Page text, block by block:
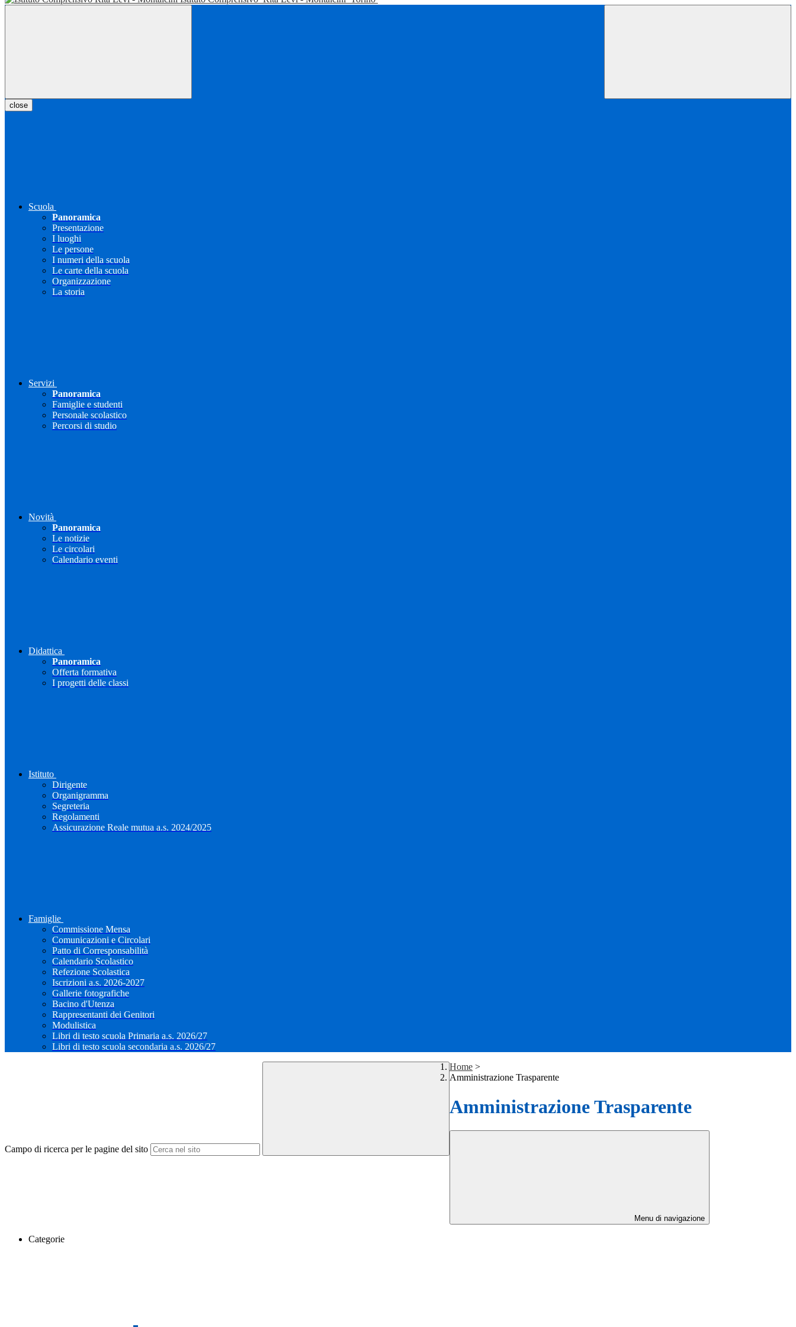
close
Scuola
Panoramica
Presentazione
I luoghi
Le persone
I numeri della scuola
Le carte della scuola
Organizzazione
La storia
Servizi
Panoramica
Famiglie e studenti
Personale scolastico
Percorsi di studio
Novità
Panoramica
Le notizie
Le circolari
Calendario eventi
Didattica
Panoramica
Offerta formativa
I progetti delle classi
Istituto
Dirigente
Organigramma
Segreteria
Regolamenti
Assicurazione Reale mutua a.s. 2024/2025
Famiglie
Commissione Mensa
Comunicazioni e Circolari
Patto di Corresponsabilità
Calendario Scolastico
Refezione Scolastica
Iscrizioni a.s. 2026-2027
Gallerie fotografiche
Bacino d'Utenza
Rappresentanti dei Genitori
Modulistica
Libri di testo scuola Primaria a.s. 2026/27
Libri di testo scuola secondaria a.s. 2026/27
Campo di ricerca per le pagine del sito
Home >
Amministrazione Trasparente
Amministrazione Trasparente
Menu di navigazione
Categorie